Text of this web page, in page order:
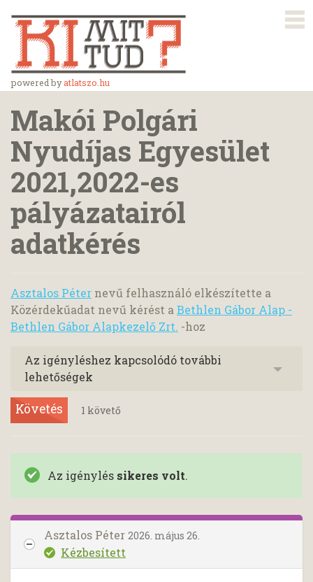
powered byatlatszo.hu
Makói Polgári
Nyudíjas Egyesület
2021,2022-es
pályázatairól
adatkérés
Asztalos Péter nevű felhasználó elkészítette a
Közérdekűadat nevű kérést a Bethlen Gábor Alap -
Bethlen Gábor Alapkezelő Zrt. -hoz
Az igényléshez kapcsolódó további
lehetőségek
Követés 1 követő
Az igénylés sikeres volt.
Asztalos Péter 2026. május 26.
Kézbesített